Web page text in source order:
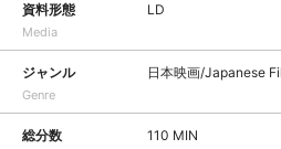
資料形態
Media
LD
ジャンル
Genre
日本映画/Japanese
総分数 110 MIN